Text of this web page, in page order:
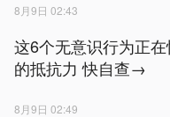
8月9日 02:43
这6个无意识行为正
的抵抗力 快自查→
8月9日 02:49